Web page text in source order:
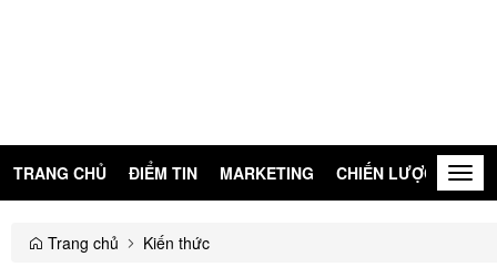
TRANG CHỦ ĐIỂM TIN MARKETING CHIẾN LƯỢC
Trang chủ Kiến thức